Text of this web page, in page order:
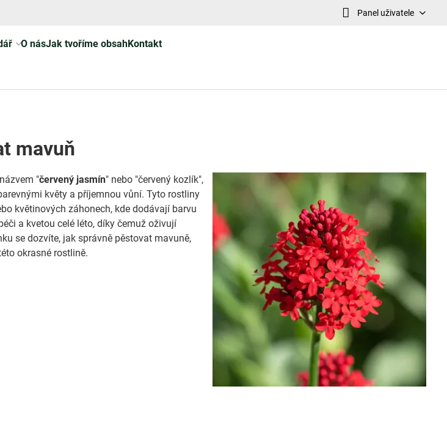
Panel uživatele
O násJak tvoříme obsahKontakt
mavuň
"červený jasmín" nebo "červený kozlík",
květy a příjemnou vůní. Tyto rostliny
květinových záhonech, kde dodávají barvu
a kvetou celé léto, díky čemuž oživují
se dozvíte, jak správně pěstovat mavuně,
okrasné rostlině.